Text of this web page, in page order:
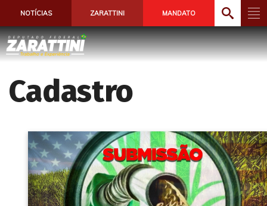
NOTÍCIAS ZARATTINI MANDATO
Cadastro